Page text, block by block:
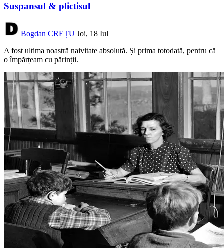
Suspansul & plictisul
Bogdan CREȚU Joi, 18 Iul
A fost ultima noastră naivitate absolută. Și prima totodată, pentru că
o împărțeam cu părinții.